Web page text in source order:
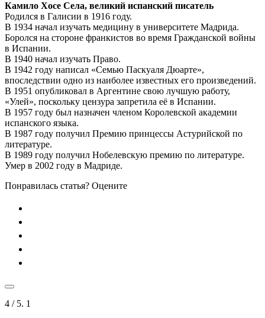
Камило Хосе Села, великий испанский писатель
Родился в Галисии в 1916 году.
В 1934 начал изучать медицину в университете Мадрида.
Боролся на стороне франкистов во время Гражданской войны
в Испании.
В 1940 начал изучать Право.
В 1942 году написал «Семью Паскуаля Дюарте»,
впоследствии одно из наиболее известных его произведений.
В 1951 опубликовал в Аргентине свою лучшую работу,
«Улей», поскольку цензура запретила её в Испании.
В 1957 году был назначен членом Королевской академии
испанского языка.
В 1987 году получил Премию принцессы Астурийской по
литературе.
В 1989 году получил Нобелевскую премию по литературе.
Умер в 2002 году в Мадриде.
Понравилась статья? Оцените
4 / 5. 1